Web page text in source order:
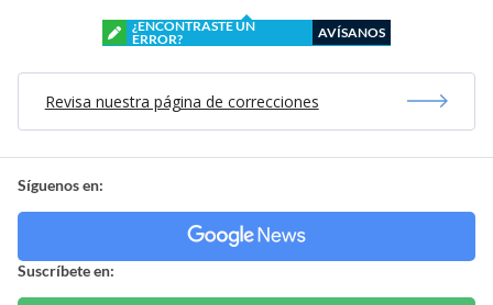
¿ENCONTRASTE UN
ERROR?
AVÍSANOS
Revisa nuestra página de correcciones
Síguenos en:
Suscríbete en: